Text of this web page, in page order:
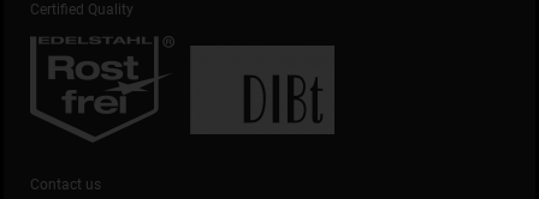
Certified Quality
Contact us